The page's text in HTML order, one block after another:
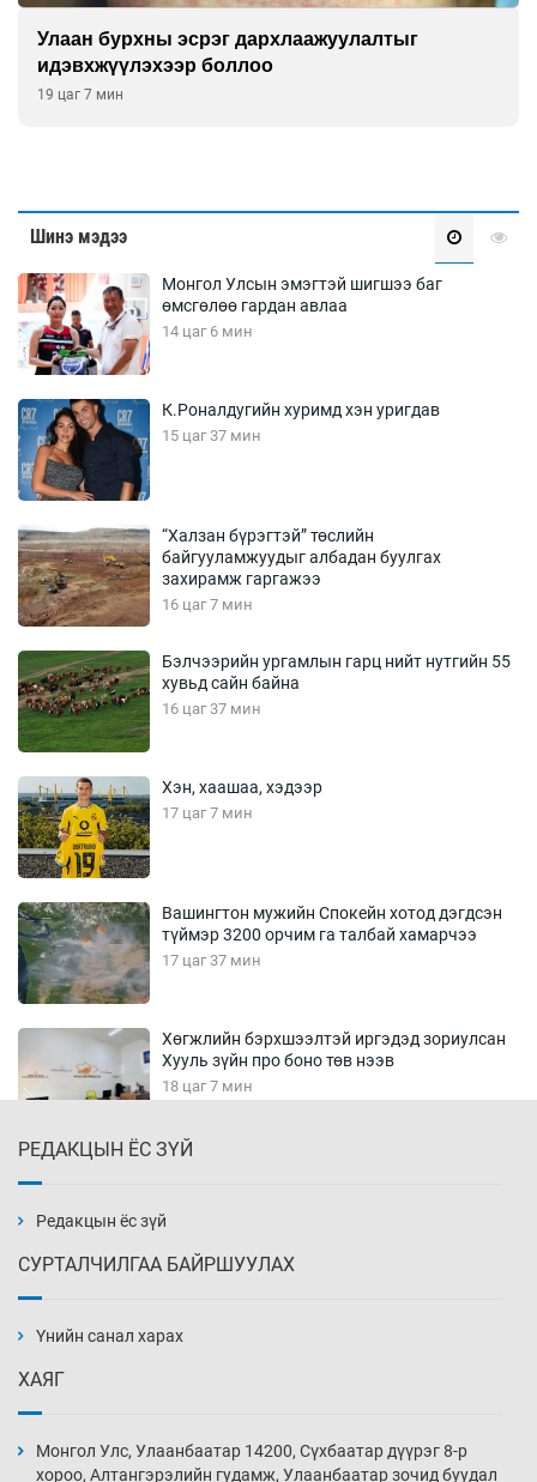
Улаан бурхны эсрэг дархлаажуулалтыг
идэвхжүүлэхээр боллоо
19 цаг 7 мин
Шинэ мэдээ
Монгол Улсын эмэгтэй шигшээ баг
өмсгөлөө гардан авлаа
14 цаг 6 мин
К.Роналдугийн хуримд хэн уригдав
15 цаг 37 мин
“Халзан бүрэгтэй” төслийн
байгууламжуудыг албадан буулгах
захирамж гаргажээ
16 цаг 7 мин
Бэлчээрийн ургамлын гарц нийт нутгийн 55
хувьд сайн байна
16 цаг 37 мин
Хэн, хаашаа, хэдээр
17 цаг 7 мин
Вашингтон мужийн Спокейн хотод дэгдсэн
түймэр 3200 орчим га талбай хамарчээ
17 цаг 37 мин
Хөгжлийн бэрхшээлтэй иргэдэд зориулсан
Хууль зүйн про боно төв нээв
18 цаг 7 мин
18 цаг 37 мин
19 цаг 7 мин
19 цаг 37 мин
РЕДАКЦЫН ЁС ЗҮЙ
Редакцын ёс зүй
СУРТАЛЧИЛГАА БАЙРШУУЛАХ
Үнийн санал харах
ХАЯГ
Монгол Улс, Улаанбаатар 14200, Сүхбаатар дүүрэг 8-р
хороо, Алтангэрэлийн гудамж, Улаанбаатар зочид буудал